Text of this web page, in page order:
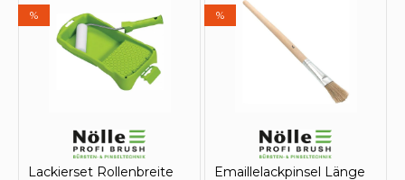
%
Lackierset Rollenbreite
%
Emaillelackpinsel Länge